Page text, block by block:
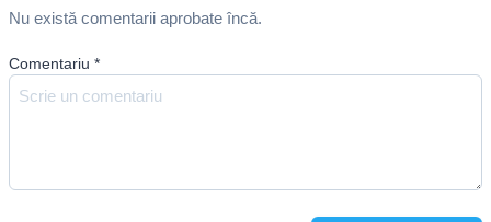
Nu există comentarii aprobate încă.
Comentariu *